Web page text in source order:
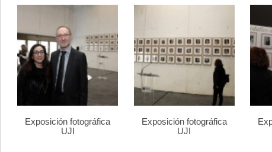
Exposición fotográfica
UJI
Exposición fotográfica
UJI